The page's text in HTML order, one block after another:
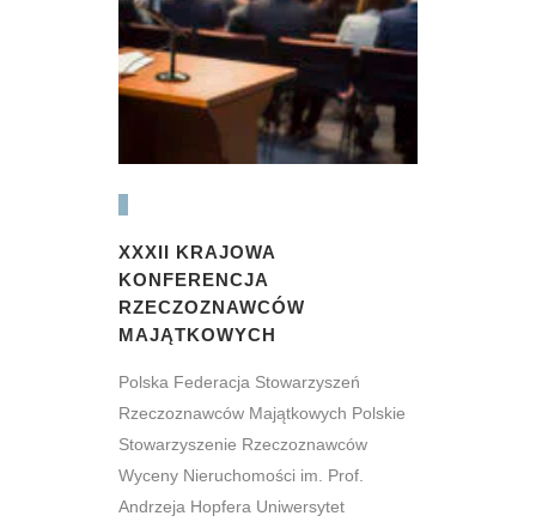
XXXII KRAJOWA
KONFERENCJA
RZECZOZNAWCÓW
MAJĄTKOWYCH
Polska Federacja Stowarzyszeń
Rzeczoznawców Majątkowych Polskie
Stowarzyszenie Rzeczoznawców
Wyceny Nieruchomości im. Prof.
Andrzeja Hopfera Uniwersytet